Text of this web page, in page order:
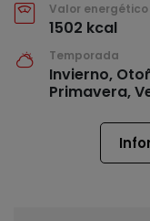
Valor energético
1502 kcal
Temporada
Invierno,
Primavera,